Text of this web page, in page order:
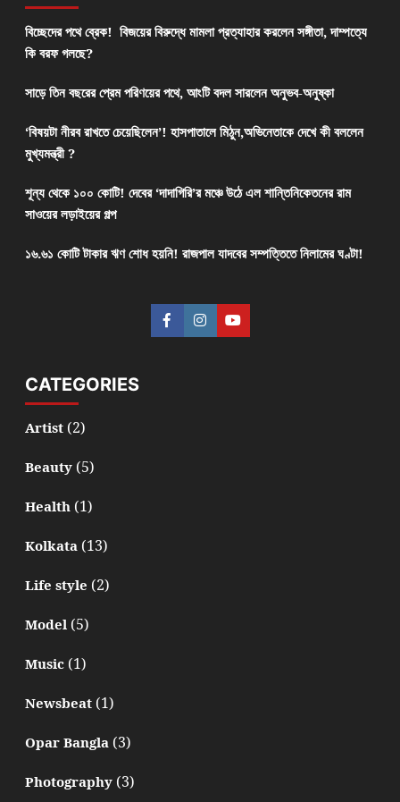
বিচ্ছেদের পথে ব্রেক! বিজয়ের বিরুদ্ধে মামলা প্রত্যাহার করলেন সঙ্গীতা, দাম্পত্যে
কি বরফ গলছে?
সাড়ে তিন বছরের প্রেম পরিণয়ের পথে, আংটি বদল সারলেন অনুভব-অনুষ্কা
‘বিষয়টা নীরব রাখতে চেয়েছিলেন’! হাসপাতালে মিঠুন,অভিনেতাকে দেখে কী বললেন
মুখ্যমন্ত্রী ?
শূন্য থেকে ১০০ কোটি! দেবের ‘দাদাগিরি’র মঞ্চে উঠে এল শান্তিনিকেতনের রাম
সাওয়ের লড়াইয়ের গল্প
১৬.৬১ কোটি টাকার ঋণ শোধ হয়নি! রাজপাল যাদবের সম্পত্তিতে নিলামের ঘণ্টা!
CATEGORIES
Artist(2)
Beauty(5)
Health(1)
Kolkata(13)
Life style (2)
Model(5)
Music(1)
Newsbeat(1)
Opar Bangla(3)
Photography(3)